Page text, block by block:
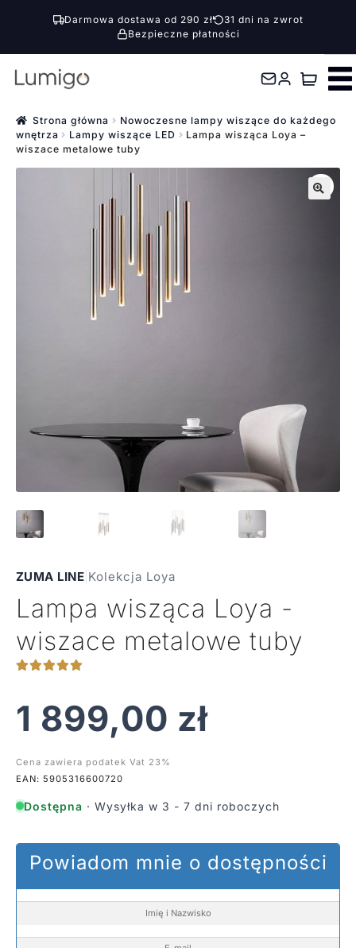
Darmowa dostawa od 290 zł
31 dni na zwrot
Bezpieczne płatności
Przejdź
nawigacji
Przejdź
treści Strona główna
Nowoczesne lampy wiszące do każdego
wnętrza
Lampy wiszące LED
Lampa wisząca Loya –
wiszace metalowe tuby
ZUMA LINE Kolekcja Loya
Lampa wisząca Loya -
wiszace metalowe tuby
1 899,00 zł
Cena zawiera podatek Vat 23%
EAN: 5905316600720
Dostępna · Wysyłka w 3 - 7 dni roboczych
Powiadom mnie o dostępności